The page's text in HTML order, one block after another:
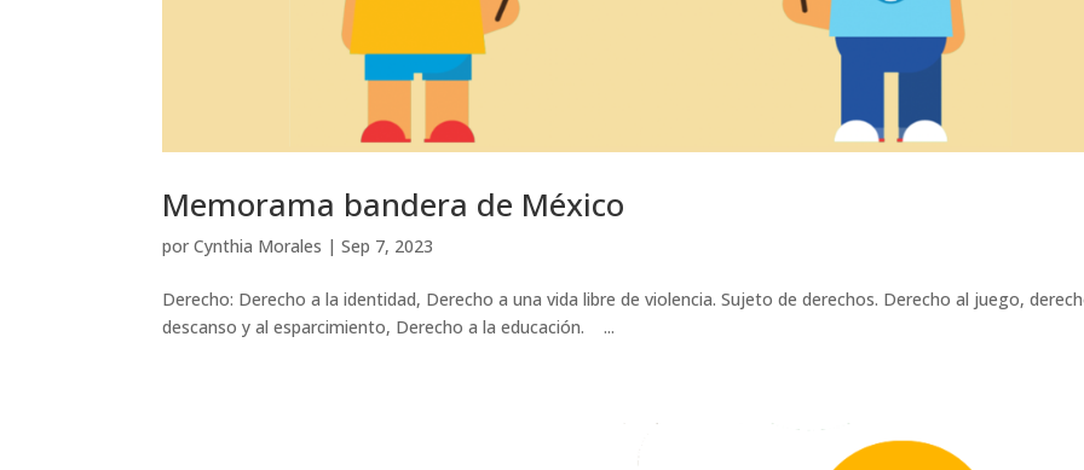
Memorama bandera de México
porCynthia Morales |Sep 7, 2023
Derecho: Derecho a la identidad, Derecho a una vida libre de violencia. Sujeto de derechos. Derecho al juego,
descanso y al esparcimiento, Derecho a la educación. ...